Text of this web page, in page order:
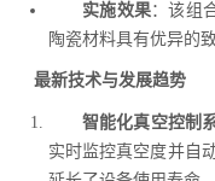
实施效果：该组
陶瓷材料具有优异的
最新技术与发展趋势
智能化真空控制
实时监控真空度并自